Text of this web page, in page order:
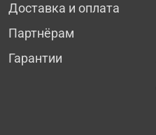
Доставка и оплата
Партнёрам
Гарантии